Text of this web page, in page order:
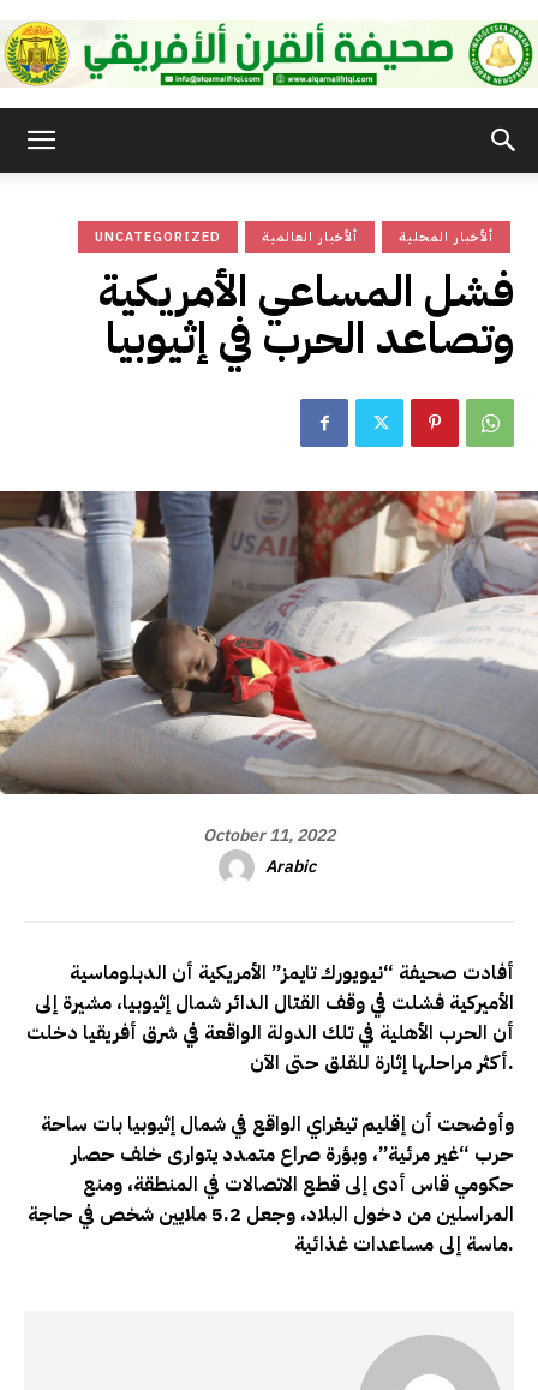
القرن
الأفريقي
UNCATEGORIZED ألأخبار العالمية ألأخبار المحلية
فشل المساعي الأمريكية
وتصاعد الحرب في إثيوبيا
October 11, 2022
Arabic
أفادت صحيفة “نيويورك تايمز” الأمريكية أن الدبلوماسية
الأميركية فشلت في وقف القتال الدائر شمال إثيوبيا، مشيرة إلى
أن الحرب الأهلية في تلك الدولة الواقعة في شرق أفريقيا دخلت
أكثر مراحلها إثارة للقلق حتى الآن.
وأوضحت أن إقليم تيغراي الواقع في شمال إثيوبيا بات ساحة
حرب “غير مرئية”، وبؤرة صراع متمدد يتوارى خلف حصار
حكومي قاس أدى إلى قطع الاتصالات في المنطقة، ومنع
المراسلين من دخول البلاد، وجعل 5.2 ملايين شخص في حاجة
ماسة إلى مساعدات غذائية.